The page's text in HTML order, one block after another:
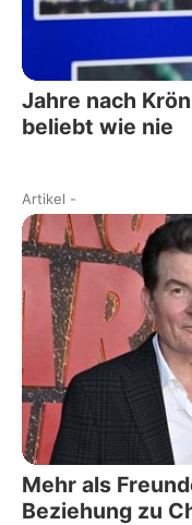
Jahre nach
beliebt wie nie
Artikel -
Mehr als
Beziehung zu